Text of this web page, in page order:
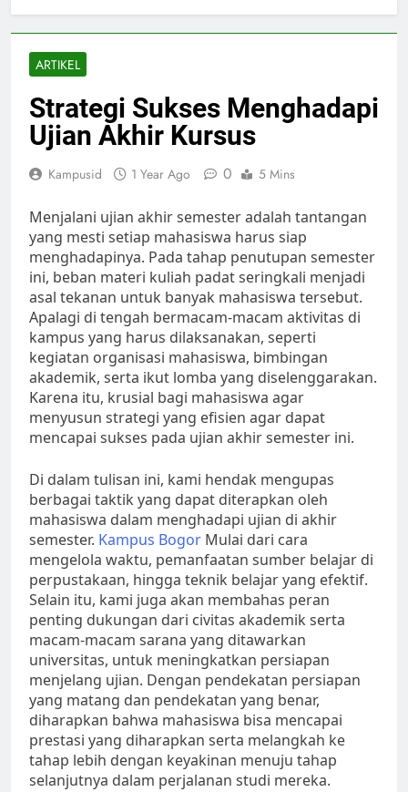
ARTIKEL
Strategi Sukses Menghadapi
Ujian Akhir Kursus
Kampusid 1 Year Ago 0 5 Mins
Menjalani ujian akhir semester adalah tantangan
yang mesti setiap mahasiswa harus siap
menghadapinya. Pada tahap penutupan semester
ini, beban materi kuliah padat seringkali menjadi
asal tekanan untuk banyak mahasiswa tersebut.
Apalagi di tengah bermacam-macam aktivitas di
kampus yang harus dilaksanakan, seperti
kegiatan organisasi mahasiswa, bimbingan
akademik, serta ikut lomba yang diselenggarakan.
Karena itu, krusial bagi mahasiswa agar
menyusun strategi yang efisien agar dapat
mencapai sukses pada ujian akhir semester ini.
Di dalam tulisan ini, kami hendak mengupas
berbagai taktik yang dapat diterapkan oleh
mahasiswa dalam menghadapi ujian di akhir
semester. Kampus Bogor Mulai dari cara
mengelola waktu, pemanfaatan sumber belajar di
perpustakaan, hingga teknik belajar yang efektif.
Selain itu, kami juga akan membahas peran
penting dukungan dari civitas akademik serta
macam-macam sarana yang ditawarkan
universitas, untuk meningkatkan persiapan
menjelang ujian. Dengan pendekatan persiapan
yang matang dan pendekatan yang benar,
diharapkan bahwa mahasiswa bisa mencapai
prestasi yang diharapkan serta melangkah ke
tahap lebih dengan keyakinan menuju tahap
selanjutnya dalam perjalanan studi mereka.